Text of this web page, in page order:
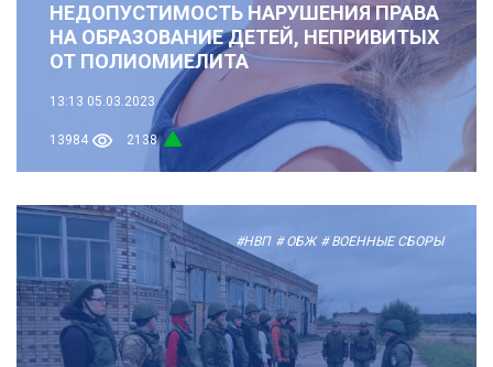
НЕДОПУСТИМОСТЬ НАРУШЕНИЯ ПРАВА
НА ОБРАЗОВАНИЕ ДЕТЕЙ, НЕПРИВИТЫХ
ОТ ПОЛИОМИЕЛИТА
13:13 05.03.2023
13984 2138
#НВП # ОБЖ # ВОЕННЫЕ СБОРЫ